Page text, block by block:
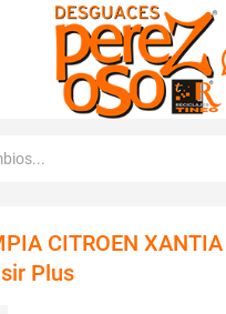
CITROEN
Plus